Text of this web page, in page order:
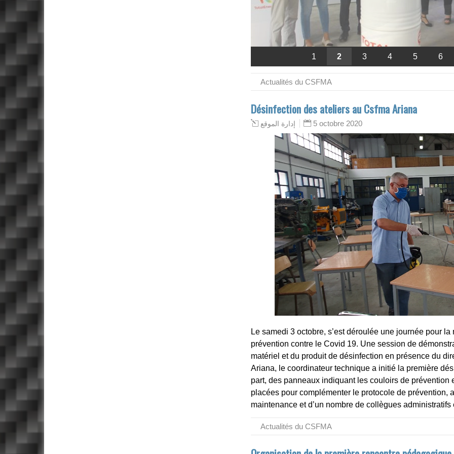
1 2 3 4 5 6
Actualités du CSFMA
Désinfection des ateliers au Csfma Ariana
إدارة الموقع 5 octobre 2020
Le samedi 3 octobre, s’est déroulée une journée pour
prévention contre le Covid 19. Une session de
matériel et du produit de désinfection en présence du
Ariana, le coordinateur technique a initié la première
part, des panneaux indiquant les couloirs de
placées pour complémenter le protocole de prévention,
maintenance et d’un nombre de collègues
Actualités du CSFMA